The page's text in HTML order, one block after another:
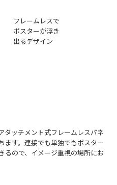
フレームレスで
ポスターが浮き
出るデザイン
タッチメント式フレームレスパネ
ます。連接でも単独でもポスター
るので、イメージ重視の場所にお